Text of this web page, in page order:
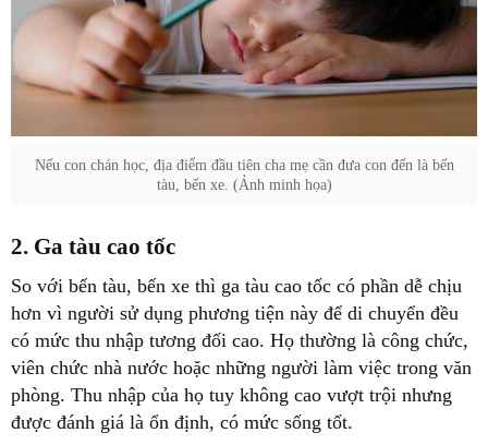
Nếu con chán học, địa điểm đầu tiên cha mẹ cần đưa con đến là bến
tàu, bến xe. (Ảnh minh họa)
2. Ga tàu cao tốc
So với bến tàu, bến xe thì ga tàu cao tốc có phần dễ chịu
hơn vì người sử dụng phương tiện này để di chuyển đều
có mức thu nhập tương đối cao. Họ thường là công chức,
viên chức nhà nước hoặc những người làm việc trong văn
phòng. Thu nhập của họ tuy không cao vượt trội nhưng
được đánh giá là ổn định, có mức sống tốt.